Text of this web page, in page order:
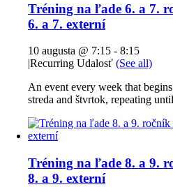
Tréning na ľade 6. a 7.
6. a 7. externí
10 augusta @ 7:15 - 8:15
|Recurring Udalosť (See all)
An event every week that
streda and štvrtok, repeating
Tréning na ľade 8. a 9.
8. a 9. externí